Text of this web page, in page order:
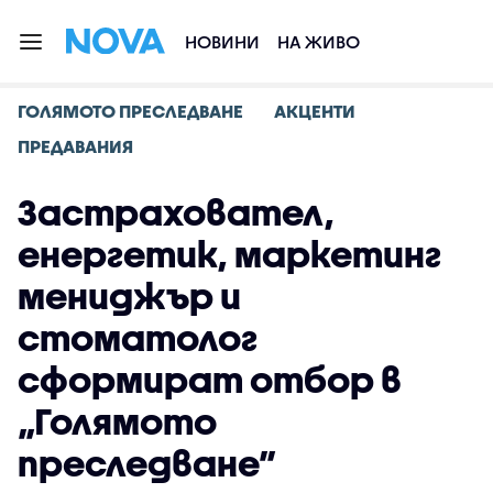
НОВИНИ НА ЖИВО
ГОЛЯМОТО ПРЕСЛЕДВАНЕ
АКЦЕНТИ
ПРЕДАВАНИЯ
Застраховател,
енергетик, маркетинг
мениджър и
стоматолог
сформират отбор в
„Голямото
преследване”